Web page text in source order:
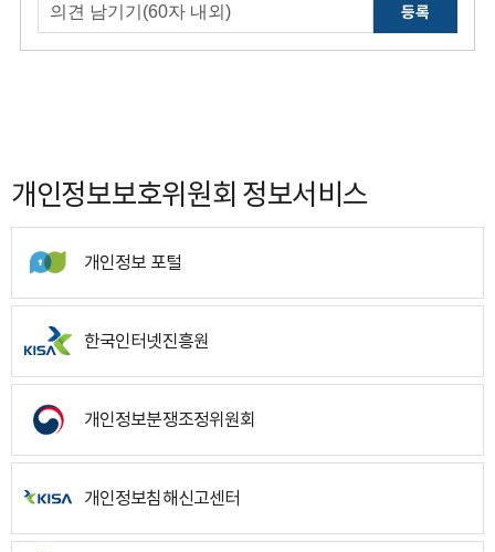
등록
개인정보보호위원회 정보서비스
개인정보 포털
한국인터넷진흥원
개인정보분쟁조정위원회
개인정보침해신고센터